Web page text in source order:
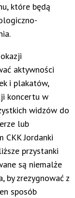
które będą
aktywności
i plakatów,
koncertu w
widzów do
lub
CKK Jordanki
przystanki
są niemalże
by zrezygnować z
sposób